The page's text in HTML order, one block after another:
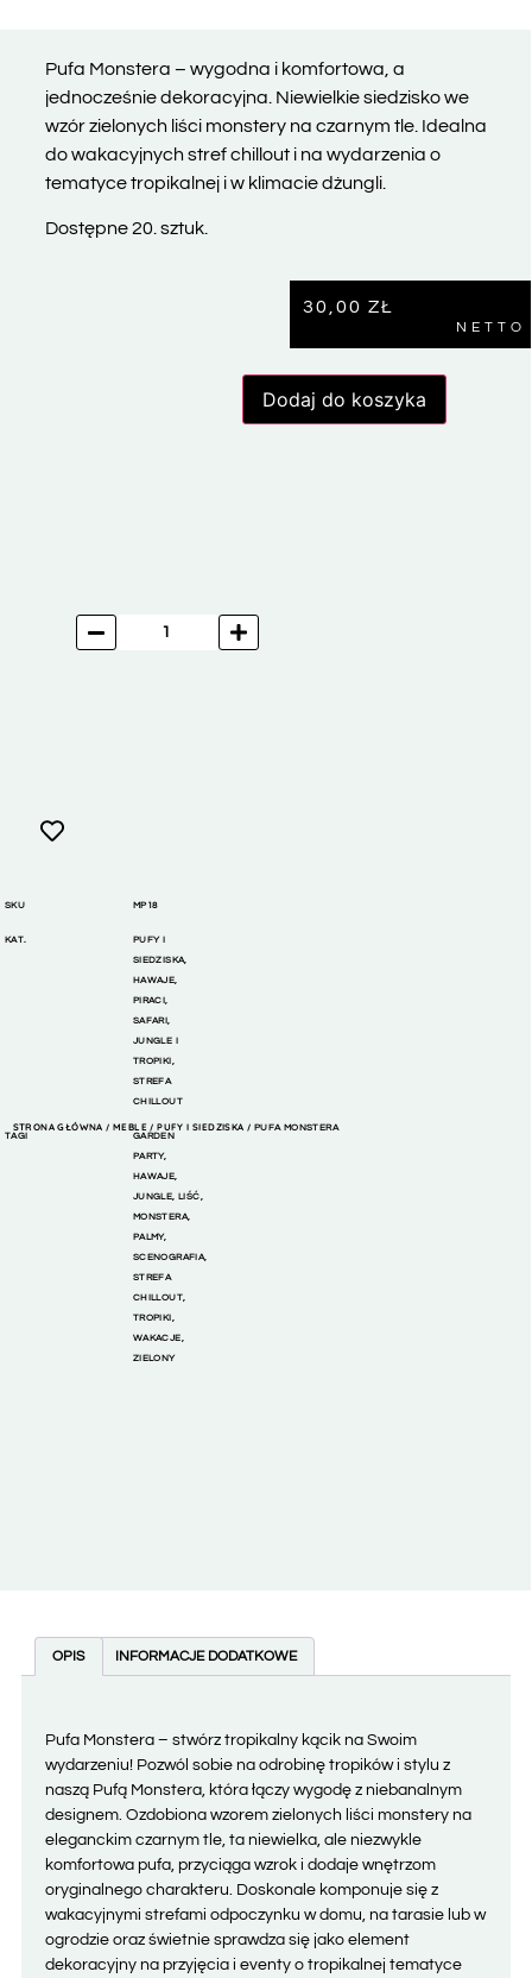
Pufa Monstera – wygodna i komfortowa, a
jednocześnie dekoracyjna. Niewielkie siedzisko we
wzór zielonych liści monstery na czarnym tle. Idealna
do wakacyjnych stref chillout i na wydarzenia o
tematyce tropikalnej i w klimacie dżungli.
Dostępne 20. sztuk.
30,00 ZŁ
NETTO
Dodaj do koszyka
SKU MP18
KAT.
PUFY I
SIEDZISKA,
HAWAJE,
PIRACI,
SAFARI,
JUNGLE I
TROPIKI,
STREFA
CHILLOUT
TAGI
GARDEN
PARTY,
HAWAJE,
JUNGLE, LIŚĆ,
MONSTERA,
PALMY,
SCENOGRAFIA,
STREFA
CHILLOUT,
TROPIKI,
WAKACJE,
ZIELONY
STRONA GŁÓWNA /MEBLE /PUFY I SIEDZISKA / PUFA MONSTERA
OPIS INFORMACJE DODATKOWE
Pufa Monstera – stwórz tropikalny kącik na Swoim
wydarzeniu! Pozwól sobie na odrobinę tropików i stylu z
naszą Pufą Monstera, która łączy wygodę z niebanalnym
designem. Ozdobiona wzorem zielonych liści monstery na
eleganckim czarnym tle, ta niewielka, ale niezwykle
komfortowa pufa, przyciąga wzrok i dodaje wnętrzom
oryginalnego charakteru. Doskonale komponuje się z
wakacyjnymi strefami odpoczynku w domu, na tarasie lub w
ogrodzie oraz świetnie sprawdza się jako element
dekoracyjny na przyjęcia i eventy o tropikalnej tematyce